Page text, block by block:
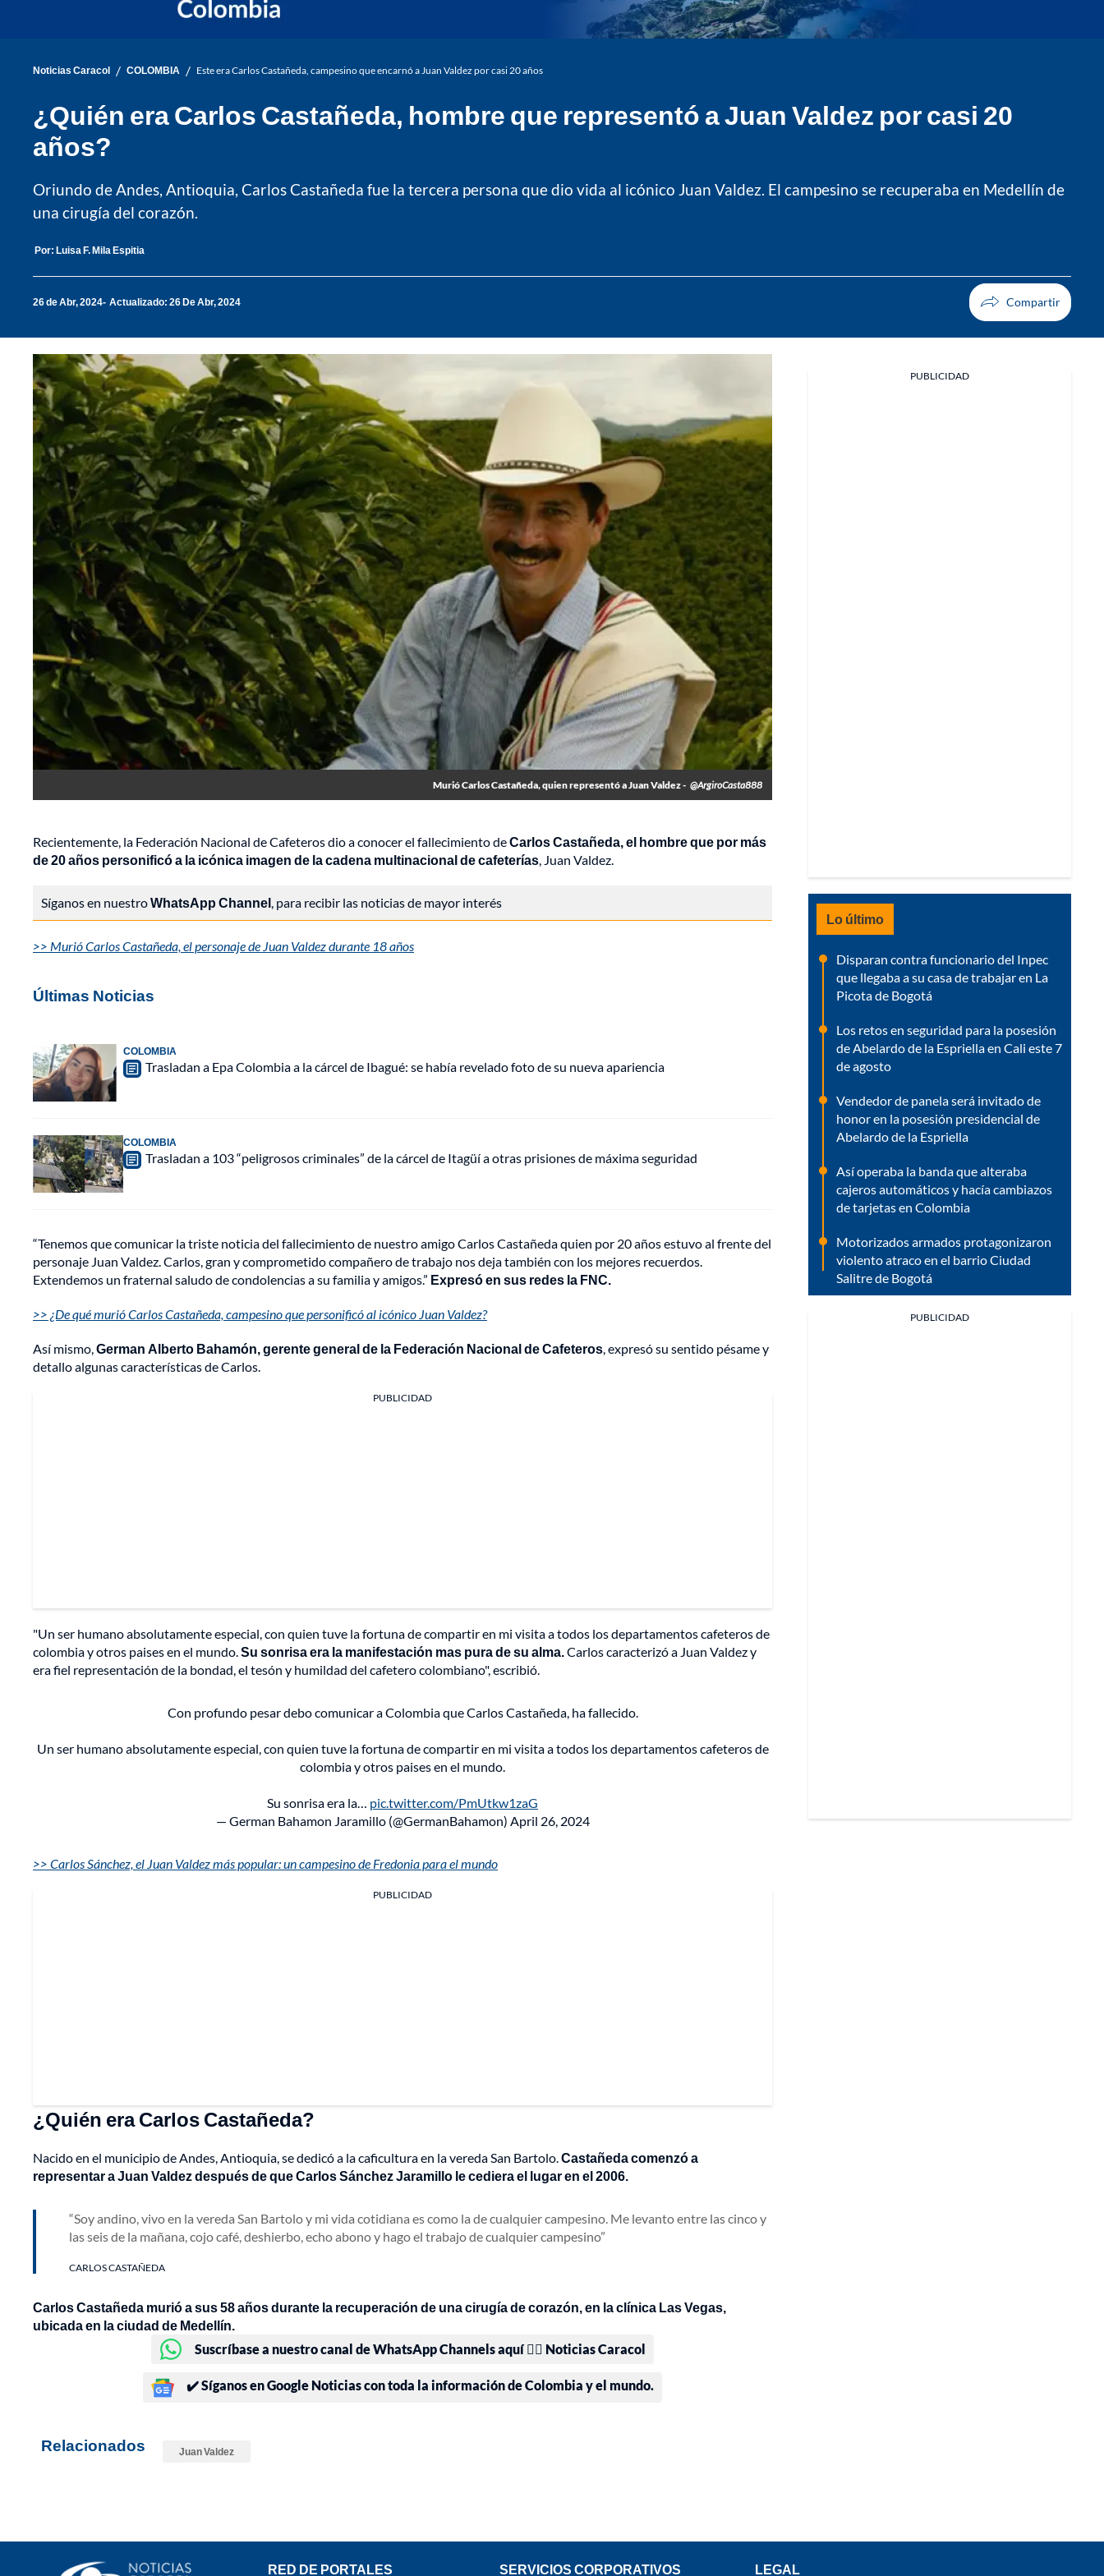
Noticias Caracol / COLOMBIA / Este era Carlos Castañeda, campesino que encarnó a Juan Valdez por casi 20 años
¿Quién era Carlos Castañeda, hombre que representó a Juan Valdez por casi 20
años?
Oriundo de Andes, Antioquia, Carlos Castañeda fue la tercera persona que dio vida al icónico Juan Valdez. El campesino se recuperaba en Medellín de
una cirugía del corazón.
Por: Luisa F. Mila Espitia
26 de Abr, 2024 Actualizado: 26 De Abr, 2024
Murió Carlos Castañeda, quien representó a Juan Valdez - @ArgiroCasta888
Recientemente, la Federación Nacional de Cafeteros dio a conocer el fallecimiento deCarlos Castañeda, el hombre que por más
de 20 años personificó a la icónica imagen de la cadena multinacional de cafeterías, Juan Valdez.
Síganos en nuestroWhatsApp Channel, para recibir las noticias de mayor interés
>> Murió Carlos Castañeda, el personaje de Juan Valdez durante 18 años
Últimas Noticias
COLOMBIA
Trasladan a Epa Colombia a la cárcel de Ibagué: se había revelado foto de su nueva apariencia
COLOMBIA
Trasladan a 103 “peligrosos criminales” de la cárcel de Itagüí a otras prisiones de máxima seguridad
“Tenemos que comunicar la triste noticia del fallecimiento de nuestro amigo Carlos Castañeda quien por 20 años estuvo al frente del
personaje Juan Valdez. Carlos, gran y comprometido compañero de trabajo nos deja también con los mejores recuerdos.
Extendemos un fraternal saludo de condolencias a su familia y amigos.” Expresó en sus redes la FNC.
>> ¿De qué murió Carlos Castañeda, campesino que personificó al icónico Juan Valdez?
Así mismo,German Alberto Bahamón, gerente general de la Federación Nacional de Cafeteros, expresó su sentido pésame y
detallo algunas características de Carlos.
PUBLICIDAD
"Un ser humano absolutamente especial, con quien tuve la fortuna de compartir en mi visita a todos los departamentos cafeteros de
colombia y otros paises en el mundo.Su sonrisa era la manifestación mas pura de su alma.Carlos caracterizó a Juan Valdez y
era fiel representación de la bondad, el tesón y humildad del cafetero colombiano", escribió.
Con profundo pesar debo comunicar a Colombia que Carlos Castañeda, ha fallecido.
Un ser humano absolutamente especial, con quien tuve la fortuna de compartir en mi visita a todos los departamentos cafeteros de
colombia y otros paises en el mundo.
Su sonrisa era la… pic.twitter.com/PmUtkw1zaG
— German Bahamon Jaramillo (@GermanBahamon) April 26, 2024
>> Carlos Sánchez, el Juan Valdez más popular: un campesino de Fredonia para el mundo
PUBLICIDAD
¿Quién era Carlos Castañeda?
Nacido en el municipio de Andes, Antioquia, se dedicó a la caficultura en la vereda San Bartolo.Castañeda comenzó a
representar a Juan Valdez después de que Carlos Sánchez Jaramillo le cediera el lugar en el 2006.
Soy andino, vivo en la vereda San Bartolo y mi vida cotidiana es como la de cualquier campesino. Me levanto entre las cinco y
las seis de la mañana, cojo café, deshierbo, echo abono y hago el trabajo de cualquier campesino
CARLOS CASTAÑEDA
Carlos Castañeda murió a sus 58 años durante la recuperación de una cirugía de corazón, en la clínica Las Vegas,
ubicada en la ciudad de Medellín.
Suscríbase a nuestro canal de WhatsApp Channels aquí 👉🏻 Noticias Caracol
✔️ Síganos en Google Noticias con toda la información de Colombia y el mundo.
Relacionados Juan Valdez
PUBLICIDAD
Lo último
Disparan contra funcionario del Inpec
que llegaba a su casa de trabajar en La
Picota de Bogotá
Los retos en seguridad para la posesión
de Abelardo de la Espriella en Cali este 7
de agosto
Vendedor de panela será invitado de
honor en la posesión presidencial de
Abelardo de la Espriella
Así operaba la banda que alteraba
cajeros automáticos y hacía cambiazos
de tarjetas en Colombia
Motorizados armados protagonizaron
violento atraco en el barrio Ciudad
Salitre de Bogotá
PUBLICIDAD
RED DE PORTALES SERVICIOS CORPORATIVOS LEGAL